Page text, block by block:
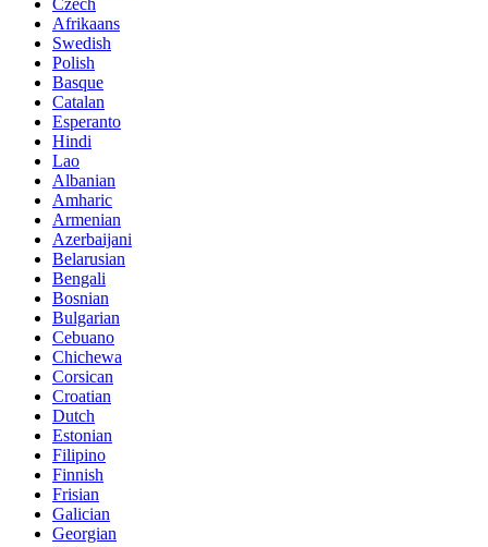
Czech
Afrikaans
Swedish
Polish
Basque
Catalan
Esperanto
Hindi
Lao
Albanian
Amharic
Armenian
Azerbaijani
Belarusian
Bengali
Bosnian
Bulgarian
Cebuano
Chichewa
Corsican
Croatian
Dutch
Estonian
Filipino
Finnish
Frisian
Galician
Georgian